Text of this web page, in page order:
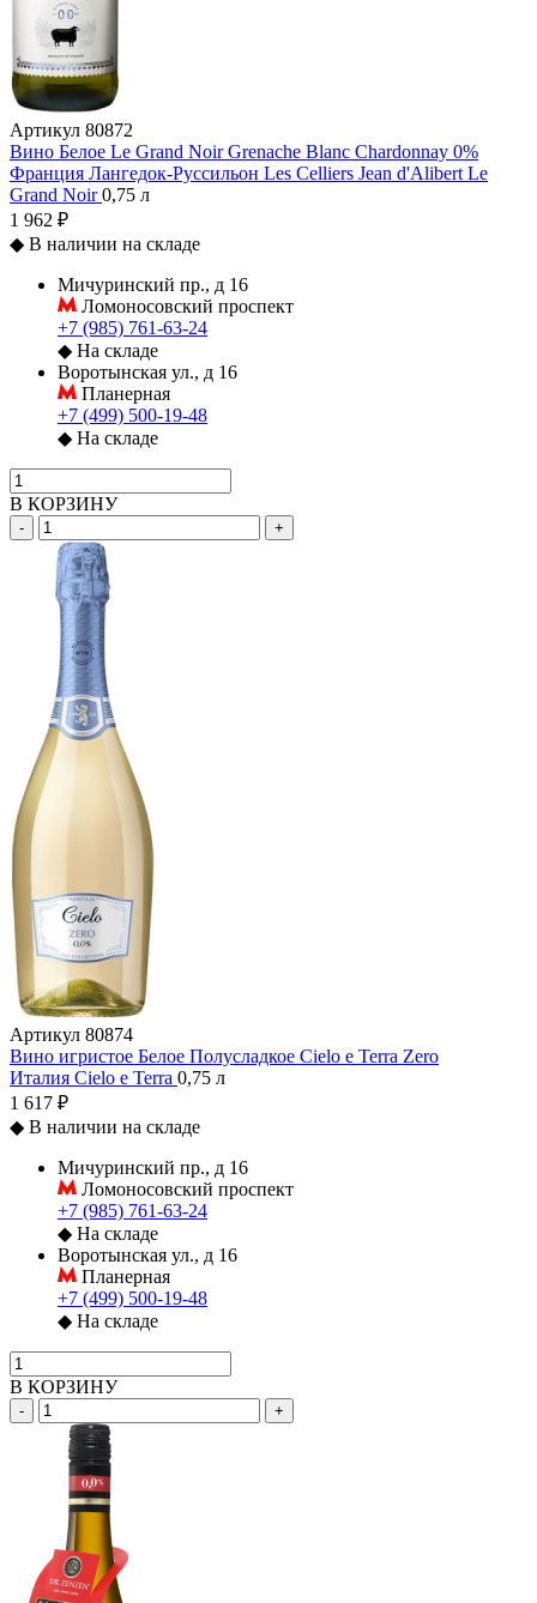
Артикул 80872
Вино Белое Le Grand Noir Grenache Blanc Chardonnay 0%
Франция Лангедок-Руссильон Les Celliers Jean d'Alibert Le
Grand Noir0,75 л
1 962 ₽
◆ В наличии на складе
Мичуринский пр., д 16
Ломоносовский проспект
+7 (985) 761-63-24
◆ На складе
Воротынская ул., д 16
Планерная
+7 (499) 500-19-48
◆ На складе
В КОРЗИНУ
- +
Артикул 80874
Вино игристое Белое Полусладкое Cielo e Terra Zero
Италия Cielo e Terra 0,75 л
1 617 ₽
◆ В наличии на складе
Мичуринский пр., д 16
Ломоносовский проспект
+7 (985) 761-63-24
◆ На складе
Воротынская ул., д 16
Планерная
+7 (499) 500-19-48
◆ На складе
В КОРЗИНУ
- +